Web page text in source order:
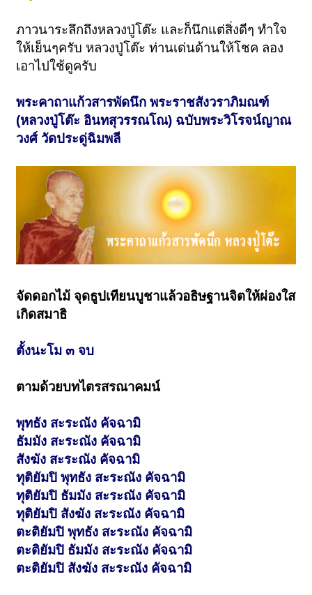
ภาวนาระลึกถึงหลวงปู่โต๊ะ และก็นึกแต่สิ่งดีๆ ทำใจ
ให้เย็นๆครับ หลวงปู่โต๊ะ ท่านเด่นด้านให้โชค ลอง
เอาไปใช้ดูครับ
พระคาถาแก้วสารพัดนึก พระราชสังวราภิมณฑ์
(หลวงปู่โต๊ะ อินทสุวรรณโณ) ฉบับพระวิโรจน์ญาณ
วงศ์ วัดประดู่ฉิมพลี
จัดดอกไม้ จุดธูปเทียนบูชาแล้วอธิษฐานจิตให้ผ่องใส
เกิดสมาธิ
ตั้งนะโม ๓ จบ
ตามด้วยบทไตรสรณาคมน์
พุทธัง สะระณัง คัจฉามิ
ธัมมัง สะระณัง คัจฉามิ
สังฆัง สะระณัง คัจฉามิ
ทุติยัมปิ พุทธัง สะระณัง คัจฉามิ
ทุติยัมปิ ธัมมัง สะระณัง คัจฉามิ
ทุติยัมปิ สังฆัง สะระณัง คัจฉามิ
ตะติยัมปิ พุทธัง สะระณัง คัจฉามิ
ตะติยัมปิ ธัมมัง สะระณัง คัจฉามิ
ตะติยัมปิ สังฆัง สะระณัง คัจฉามิ